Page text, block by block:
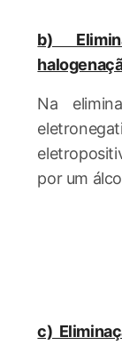
b)
Na
por um
c)